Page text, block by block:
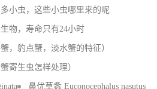
小虫，这些小虫哪里来的呢
物，寿命只有24小时
，豹点蟹，淡水蟹的特征）
寄生虫怎样处理）
鼻优草螽 Euconocephalus nasutus